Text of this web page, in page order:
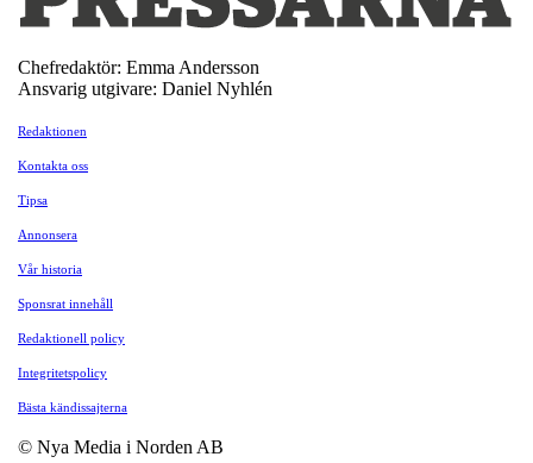
Chefredaktör: Emma Andersson
Ansvarig utgivare: Daniel Nyhlén
Redaktionen
Kontakta oss
Tipsa
Annonsera
Vår historia
Sponsrat innehåll
Redaktionell policy
Integritetspolicy
Bästa kändissajterna
© Nya Media i Norden AB